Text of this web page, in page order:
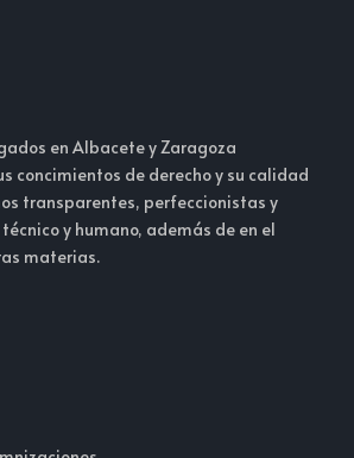
en Albacete y Zaragoza
concimientos de derecho y su calidad
transparentes, perfeccionistas y
y humano, además de en el
materias.